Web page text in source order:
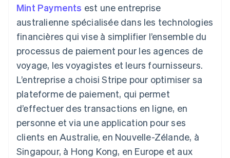
Authorization
Optimisation
des
Paiements
accélérés
des données
Plus
Découvrez ce qui vous attend
Radar
Prévention de la fraude
Par secteur d'activité
Entreprises d'IA
Économie de la
création
Jeux
Hôtellerie, voyages et
loisirs
Assurances
Médias et
divertissements
Organismes à but non
lucratif
Services aux
entreprises
Secteur public
reposent sur les
cryptomonnaies
stables
Fournir et gérer des
services à l’aide
d’agents
Ressources
Intégrations
d'applications
Exemples de code
Blog des développeurs
Carrières
Salle de presse
Stripe Press
Contact
Nous contacter
Devenir partenaire
Mint Payments est une entreprise
australienne spécialisée dans les technologies
financières qui vise à simplifier l’ensemble du
processus de paiement pour les agences de
voyage, les voyagistes et leurs fournisseurs.
L’entreprise a choisi Stripe pour optimiser sa
plateforme de paiement, qui permet
d’effectuer des transactions en ligne, en
personne et via une application pour ses
clients en Australie, en Nouvelle-Zélande, à
Singapour, à Hong Kong, en Europe et aux